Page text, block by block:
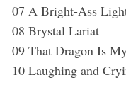
07 A Bright-Ass
08 Brystal Lariat
09 That Dragon Is
10 Laughing and